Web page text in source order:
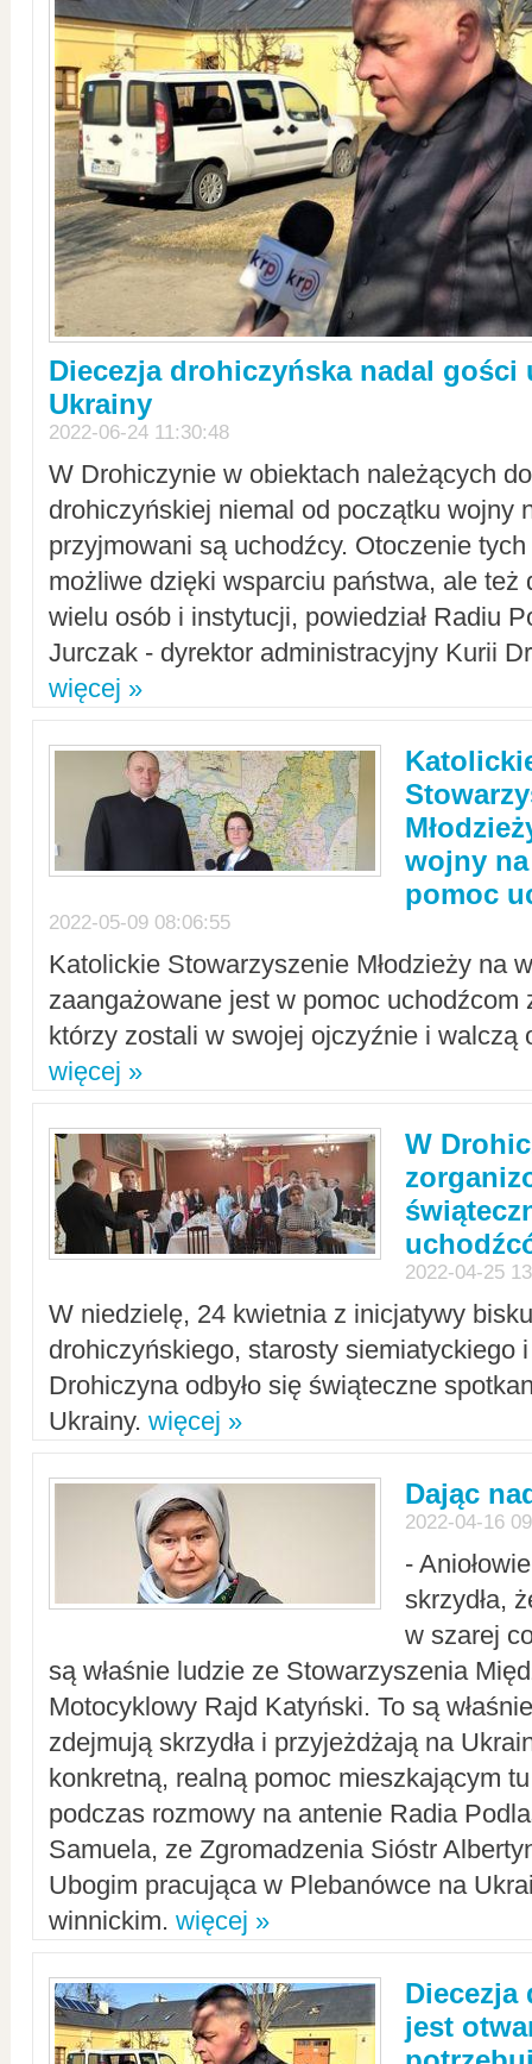
Diecezja drohiczyńska nadal gości
Ukrainy
2022-06-24 11:30:48
W Drohiczynie w obiektach należących
drohiczyńskiej niemal od początku wojny
przyjmowani są uchodźcy. Otoczenie
możliwe dzięki wsparciu państwa, ale też
wielu osób i instytucji, powiedział Radiu
Jurczak - dyrektor administracyjny Kurii
więcej »
wojny
pomoc
2022-05-09 08:06:55
Katolickie Stowarzyszenie Młodzieży na
zaangażowane jest w pomoc uchodźcom
którzy zostali w swojej ojczyźnie i walczą
więcej »
W
2022-04-25
W niedzielę, 24 kwietnia z inicjatywy
drohiczyńskiego, starosty siemiatyckiego
Drohiczyna odbyło się świąteczne
Ukrainy. więcej »
Dając
2022-04-16
-
skrzydła,
w szarej
są właśnie ludzie ze Stowarzyszenia
Motocyklowy Rajd Katyński. To są
zdejmują skrzydła i przyjeżdżają na
konkretną, realną pomoc mieszkającym
podczas rozmowy na antenie Radia
Samuela, ze Zgromadzenia Sióstr
Ubogim pracująca w Plebanówce na
winnickim. więcej »
Diecezja
jest